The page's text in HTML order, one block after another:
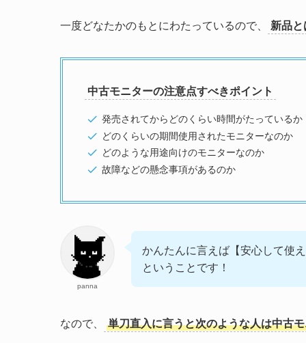
一度どなたかのもとにわたっているので、 新品
中古モニターの注意点すべきポイント
発売されてからどのくらい時間がたっているか
どのくらいの期間使用されたモニターなのか
どのような用途向けのモニターなのか
故障などの懸念事項があるのか
panna
かんたんに言えば【安心して使
ということです！
なので、 単刀直入に言うと次のような人は中古